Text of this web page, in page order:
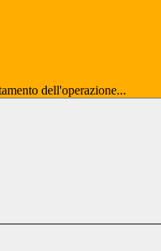
dell'operazione...